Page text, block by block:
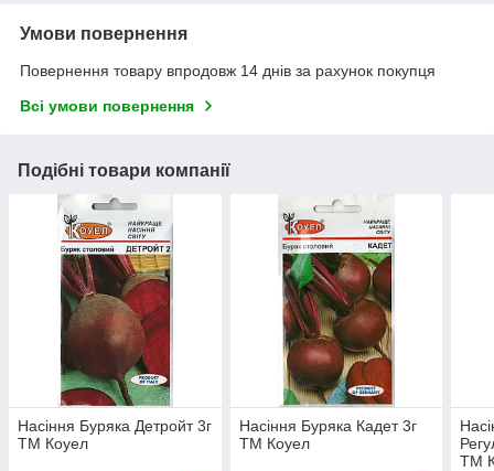
Умови повернення
Повернення товару впродовж 14 днів за рахунок покупця
Всі умови повернення
Подібні товари компанії
Насіння Буряка Детройт 3г
ТМ Коуел
Насіння Буряка Кадет 3г
ТМ Коуел
ТМ